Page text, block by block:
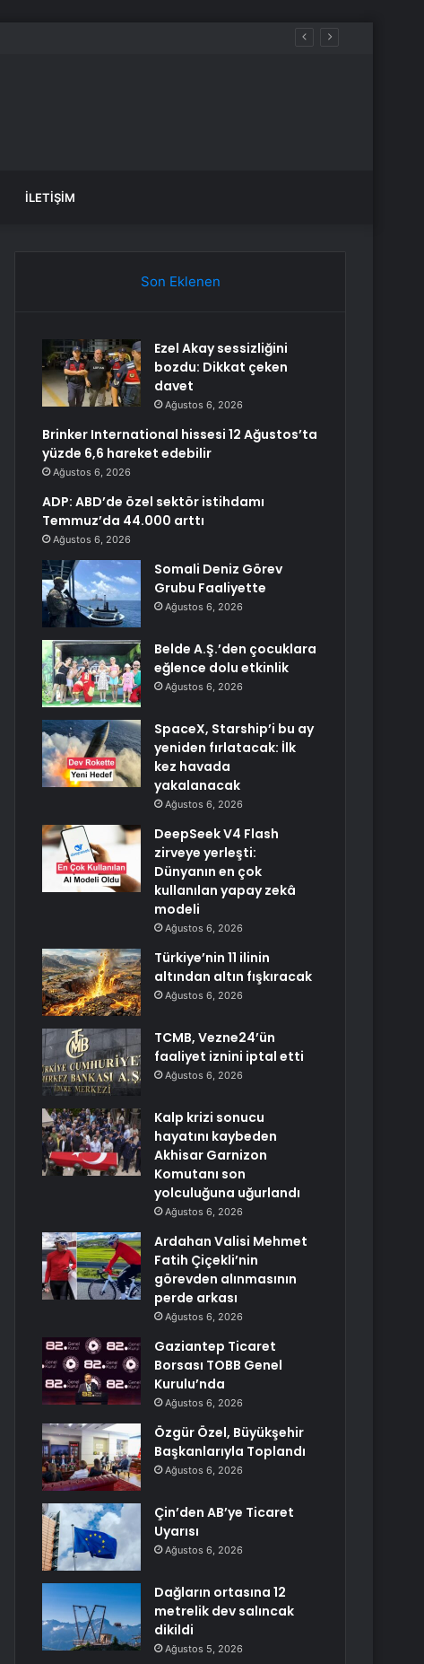
İLETIŞIM
Son Eklenen
Ezel Akay sessizliğini
bozdu: Dikkat çeken
davet
Ağustos 6, 2026
Brinker International hissesi 12 Ağustos’ta
yüzde 6,6 hareket edebilir
Ağustos 6, 2026
ADP: ABD’de özel sektör istihdamı
Temmuz’da 44.000 arttı
Ağustos 6, 2026
Somali Deniz Görev
Grubu Faaliyette
Ağustos 6, 2026
Belde A.Ş.’den çocuklara
eğlence dolu etkinlik
Ağustos 6, 2026
SpaceX, Starship’i bu ay
yeniden fırlatacak: İlk
kez havada
yakalanacak
Ağustos 6, 2026
DeepSeek V4 Flash
zirveye yerleşti:
Dünyanın en çok
kullanılan yapay zekâ
modeli
Ağustos 6, 2026
Türkiye’nin 11 ilinin
altından altın fışkıracak
Ağustos 6, 2026
TCMB, Vezne24’ün
faaliyet iznini iptal etti
Ağustos 6, 2026
Kalp krizi sonucu
hayatını kaybeden
Akhisar Garnizon
Komutanı son
yolculuğuna uğurlandı
Ağustos 6, 2026
Ardahan Valisi Mehmet
Fatih Çiçekli’nin
görevden alınmasının
perde arkası
Ağustos 6, 2026
Gaziantep Ticaret
Borsası TOBB Genel
Kurulu’nda
Ağustos 6, 2026
Özgür Özel, Büyükşehir
Başkanlarıyla Toplandı
Ağustos 6, 2026
Çin’den AB’ye Ticaret
Uyarısı
Ağustos 6, 2026
Dağların ortasına 12
metrelik dev salıncak
dikildi
Ağustos 5, 2026